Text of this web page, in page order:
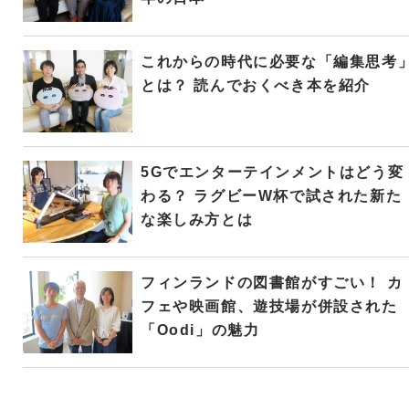
これからの時代に必要な「編集思考
とは？ 読んでおくべき本を紹介
5Gでエンターテインメントはどう変
わる？ ラグビーW杯で試された新た
な楽しみ方とは
フィンランドの図書館がすごい！ カ
フェや映画館、遊技場が併設された
「Oodi」の魅力